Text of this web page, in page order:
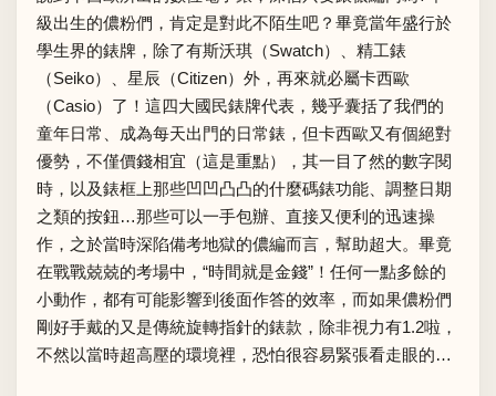
級出生的儂粉們，肯定是對此不陌生吧？畢竟當年盛行於
學生界的錶牌，除了有斯沃琪（Swatch）、精工錶
（Seiko）、星辰（Citizen）外，再來就必屬卡西歐
（Casio）了！這四大國民錶牌代表，幾乎囊括了我們的
童年日常、成為每天出門的日常錶，但卡西歐又有個絕對
優勢，不僅價錢相宜（這是重點），其一目了然的數字閱
時，以及錶框上那些凹凹凸凸的什麼碼錶功能、調整日期
之類的按鈕…那些可以一手包辦、直接又便利的迅速操
作，之於當時深陷備考地獄的儂編而言，幫助超大。畢竟
在戰戰兢兢的考場中，“時間就是金錢”！任何一點多餘的
小動作，都有可能影響到後面作答的效率，而如果儂粉們
剛好手戴的又是傳統旋轉指針的錶款，除非視力有1.2啦，
不然以當時超高壓的環境裡，恐怕很容易緊張看走眼的…